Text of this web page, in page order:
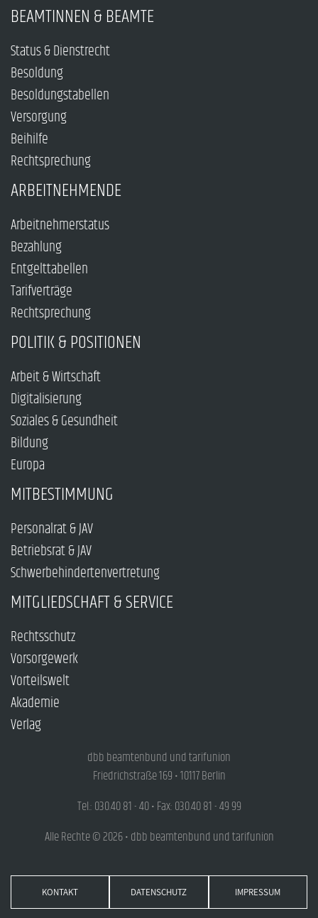
BEAMTINNEN & BEAMTE
Status & Dienstrecht
Besoldung
Besoldungstabellen
Versorgung
Beihilfe
Rechtsprechung
ARBEITNEHMENDE
Arbeitnehmerstatus
Bezahlung
Entgelttabellen
Tarifverträge
Rechtsprechung
POLITIK & POSITIONEN
Arbeit & Wirtschaft
Digitalisierung
Soziales & Gesundheit
Bildung
Europa
MITBESTIMMUNG
Personalrat & JAV
Betriebsrat & JAV
Schwerbehindertenvertretung
MITGLIEDSCHAFT & SERVICE
Rechtsschutz
Vorsorgewerk
Vorteilswelt
Akademie
Verlag
dbb beamtenbund und tarifunion
Friedrichstraße 169 • 10117 Berlin
Tel.: 030.40 81 - 40 • Fax: 030.40 81 - 49 99
Alle Rechte © 2026 • dbb beamtenbund und tarifunion
KONTAKT DATENSCHUTZ IMPRESSUM